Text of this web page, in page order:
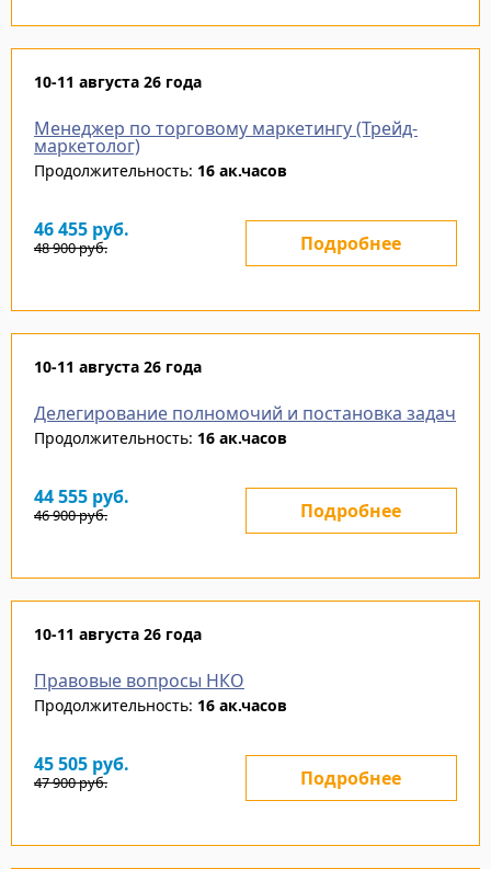
10-11 августа 26 года
Менеджер по торговому маркетингу (Трейд-
маркетолог)
Продолжительность: 16 ак.часов
46 455 руб.
48 900руб. Подробнее
10-11 августа 26 года
Делегирование полномочий и постановка задач
Продолжительность: 16 ак.часов
44 555 руб.
46 900руб. Подробнее
10-11 августа 26 года
Правовые вопросы НКО
Продолжительность: 16 ак.часов
45 505 руб.
47 900руб. Подробнее